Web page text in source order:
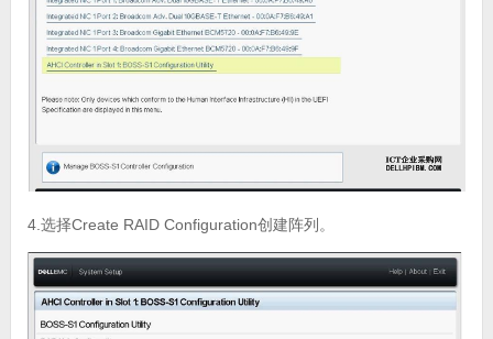
4.选择Create RAID Configuration创建阵列。